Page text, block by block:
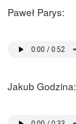
Paweł Parys:
Jakub Godzina: